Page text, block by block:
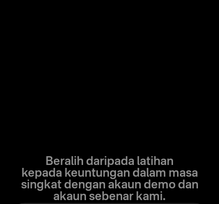
Beralih daripada latihan
kepada keuntungan dalam masa
singkat dengan akaun demo dan
akaun sebenar kami.